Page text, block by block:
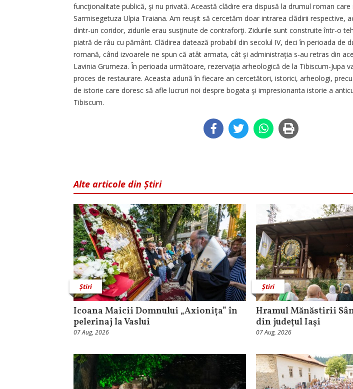
funcţionalitate publică, şi nu privată. Această clădire era dispusă la drumul roman care
Sarmisegetuza Ulpia Traiana. Am reuşit să cercetăm doar intrarea clădirii respective,
dintr-un coridor, zidurile erau susţinute de contraforţi. Zidurile sunt construite într-o
piatră de râu cu pământ. Clădirea datează probabil din secolul IV, deci în perioada de
romană, când izvoarele ne spun că atât armata, cât şi administraţia s-au retras din
Lavinia Grumeza. În perioada următoare, rezervaţia arheologică de la Tibiscum-Jupa
proces de restaurare. Aceasta adună în fiecare an cercetători, istorici, arheologi,
de istorie care doresc să afle lucruri noi despre bogata şi impresionanta istorie a
Tibiscum.
Alte articole din Știri
Știri
Icoana Maicii Domnului „Axionița” în
pelerinaj la Vaslui
07 Aug, 2026
Știri
Hramul Mănăstirii
din judeţul Iaşi
07 Aug, 2026